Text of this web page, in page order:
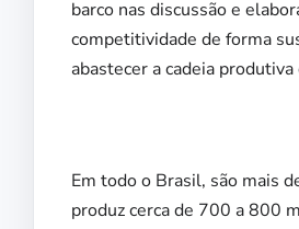
barco nas discussão e
competitividade de forma
abastecer a cadeia
Em todo o Brasil, são mais
produz cerca de 700 a 800